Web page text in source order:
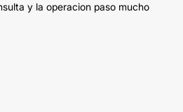
y la operacion paso mucho